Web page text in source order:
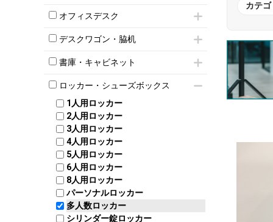
肘付きチェア
肘無しチェア
役員チェア
オフィスチェアその他
オフィスデスク
片袖机
フリーアドレスデスク（ベンチデスク）
昇降デスク
両袖机
平机・平デスク
デスクワゴン・脇机
インワゴン2段
インワゴン3段
脇机
書庫・キャビネット
ハイキャビネット
ローキャビネット
両開きキャビネット
スチールキャビネット
上下連結キャビネット
整理ケース（ペーパーケース）
軽量ラック（スチールラック）
メタルラック
収納家具その他
オープン書庫
両開書庫
ロッカー・シューズボックス
1人用ロッカー
2人用ロッカー
3人用ロッカー
4人用ロッカー
5人用ロッカー
6人用ロッカー
8人用ロッカー
パーソナルロッカー
多人数ロッカー
シリンダー錠ロッカー
カテ